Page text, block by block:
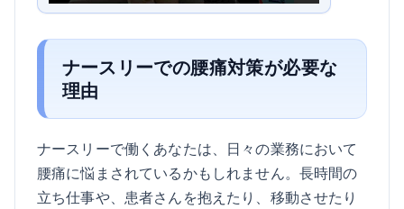
ナースリーでの腰痛対策が必要な
理由
ナースリーで働くあなたは、日々の業務において
腰痛に悩まされているかもしれません。長時間の
立ち仕事や、患者さんを抱えたり、移動させたり